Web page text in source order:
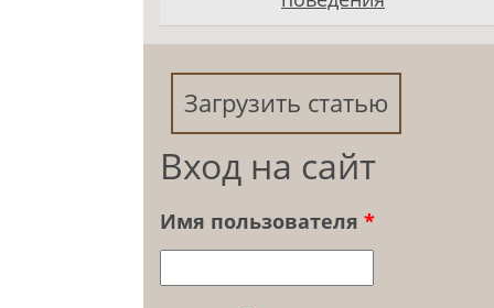
Загрузить статью
Вход на сайт
Имя пользователя *